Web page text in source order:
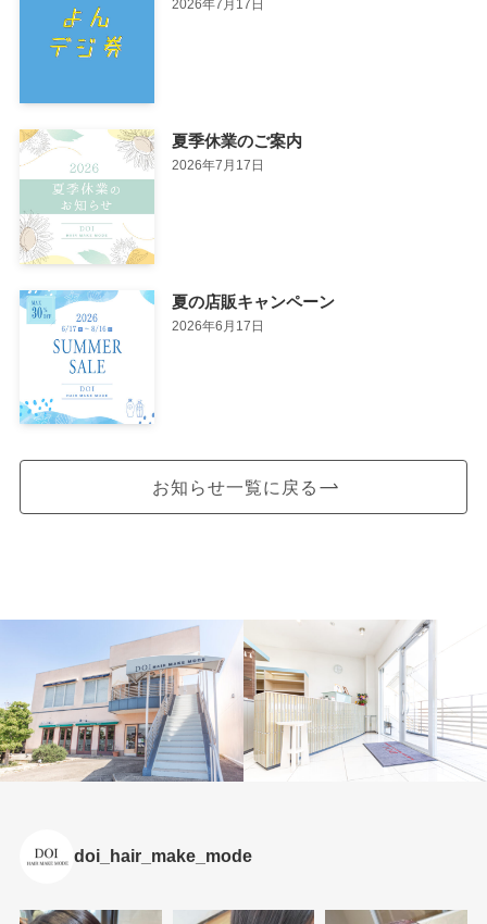
2026年7月17日
夏季休業のご案内
2026年7月17日
夏の店販キャンペーン
2026年6月17日
お知らせ一覧に戻る
doi_hair_make_mode